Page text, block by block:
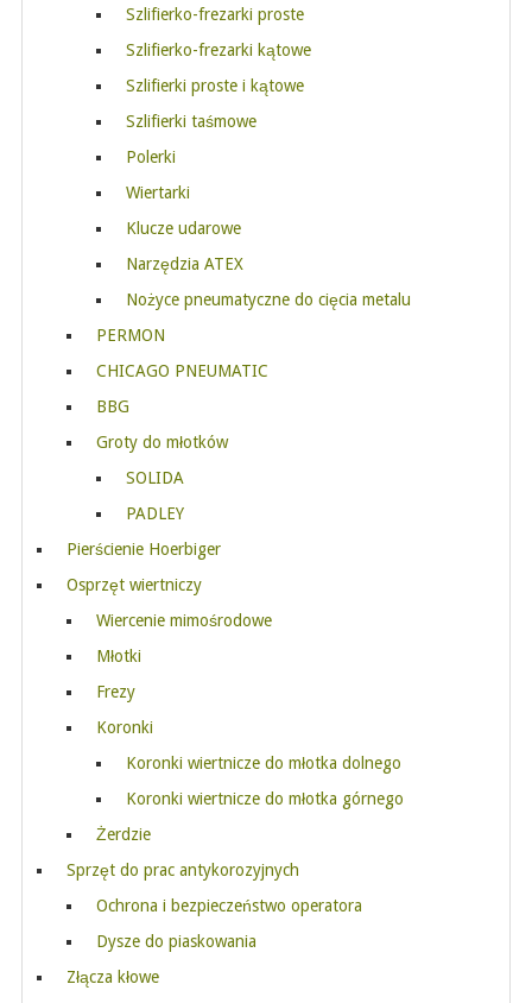
Szlifierko-frezarki proste
Szlifierko-frezarki kątowe
Szlifierki proste i kątowe
Szlifierki taśmowe
Polerki
Wiertarki
Klucze udarowe
Narzędzia ATEX
Nożyce pneumatyczne do cięcia metalu
PERMON
CHICAGO PNEUMATIC
BBG
Groty do młotków
SOLIDA
PADLEY
Pierścienie Hoerbiger
Osprzęt wiertniczy
Wiercenie mimośrodowe
Młotki
Frezy
Koronki
Koronki wiertnicze do młotka dolnego
Koronki wiertnicze do młotka górnego
Żerdzie
Sprzęt do prac antykorozyjnych
Ochrona i bezpieczeństwo operatora
Dysze do piaskowania
Złącza kłowe